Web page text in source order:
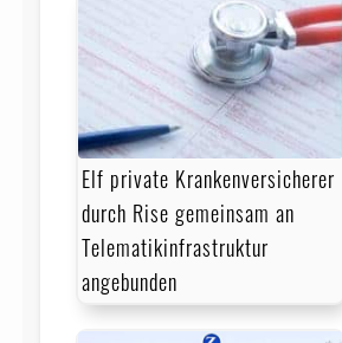
Elf private Krankenversicherer
durch Rise gemeinsam an
Telematikinfrastruktur
angebunden